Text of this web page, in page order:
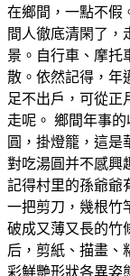
在鄉間，一點不假
間人徹底清閑了，
景。自行車、摩托
散。依然記得，年
足不出戶，可從正
走呢。 鄉間年事
圓，掛燈籠，這是
對吃湯圓并不感興
記得村里的孫爺爺
一把剪刀，幾根竹
破成又薄又長的竹
后，剪紙、描畫、
彩鮮艷形狀各異姿